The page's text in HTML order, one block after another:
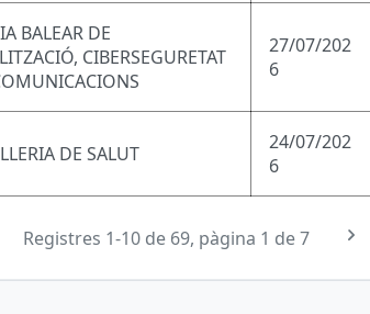
BALEAR DE
CIBERSEGURETAT
27/07/202
6
DE SALUT
24/07/202
6
Registres 1-10 de 69, pàgina 1 de 7